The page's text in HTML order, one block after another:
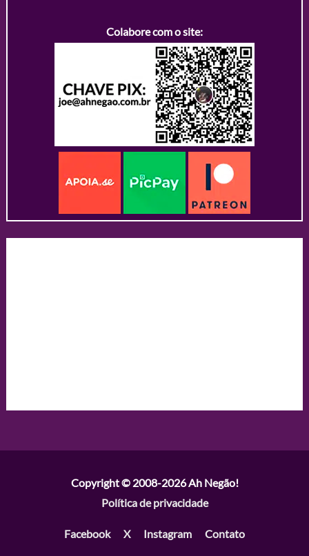
Colabore com o site:
Copyright © 2008-2026Ah Negão!
Política de privacidade
Facebook X Instagram Contato